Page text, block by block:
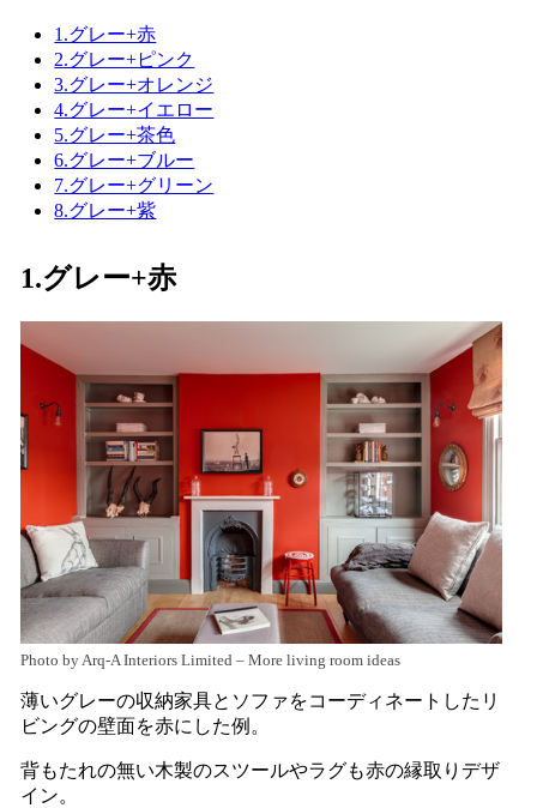
1.グレー+赤
2.グレー+ピンク
3.グレー+オレンジ
4.グレー+イエロー
5.グレー+茶色
6.グレー+ブルー
7.グレー+グリーン
8.グレー+紫
1.グレー+赤
Photo by Arq-A Interiors Limited – More living room ideas
薄いグレーの収納家具とソファをコーディネートしたリ
ビングの壁面を赤にした例。
背もたれの無い木製のスツールやラグも赤の縁取りデザ
イン。